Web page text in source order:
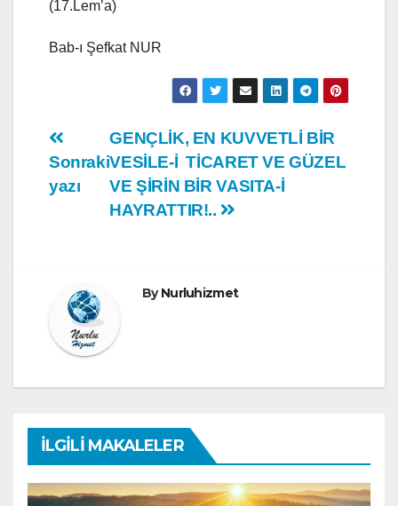
(17.Lem’a)
Bab-ı Şefkat NUR
Yazı
gezinmesi
GENÇLİK, EN KUVVETLİ BİR
VESİLE-İ TİCARET VE GÜZEL
VE ŞİRİN BİR VASITA-İ
HAYRATTIR!..
Sonraki
yazı
ByNurluhizmet
İLGILI MAKALELER